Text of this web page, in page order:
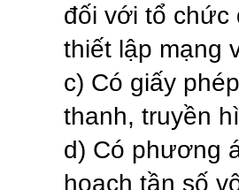
đối với tổ chức
thiết lập mạng
c) Có giấy
thanh, truyền
d) Có phương
hoạch tần số